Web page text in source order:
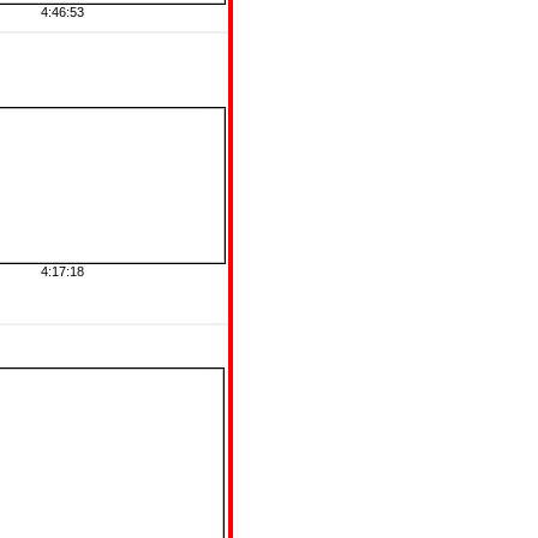
4:46:53
4:17:18